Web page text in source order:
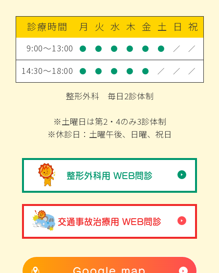
診療時間 月 火 水 木 金 土 日 祝
9:00～13:00 ● ● ● ● ● ● ／ ／
14:30～18:00 ● ● ● ● ● ／ ／ ／
整形外科 毎日2診体制
※土曜日は第2・4のみ3診体制
※休診日：土曜午後、日曜、祝日
整形外科用 WEB問診
交通事故治療用 WEB問診